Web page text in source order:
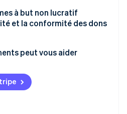
à but non lucratif
et la conformité des dons
peut vous aider